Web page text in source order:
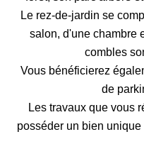
Le rez-de-jardin se
salon, d'une chambre
combles
Vous bénéficierez
de
Les travaux que vous
posséder un bien